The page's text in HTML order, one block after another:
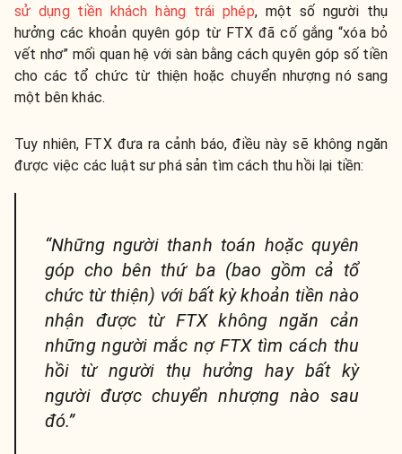
sử dụng tiền khách hàng trái phép, một số người thụ
hưởng các khoản quyên góp từ FTX đã cố gắng “xóa bỏ
vết nhơ” mối quan hệ với sàn bằng cách quyên góp số tiền
cho các tổ chức từ thiện hoặc chuyển nhượng nó sang
một bên khác.
Tuy nhiên, FTX đưa ra cảnh báo, điều này sẽ không ngăn
được việc các luật sư phá sản tìm cách thu hồi lại tiền:
“Những người thanh toán hoặc quyên
góp cho bên thứ ba (bao gồm cả tổ
chức từ thiện) với bất kỳ khoản tiền nào
nhận được từ FTX không ngăn cản
những người mắc nợ FTX tìm cách thu
hồi từ người thụ hưởng hay bất kỳ
người được chuyển nhượng nào sau
đó.”